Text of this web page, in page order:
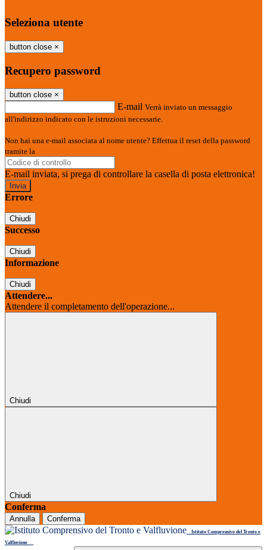
Seleziona utente
button close ×
Recupero password
button close ×
E-mail Verrà inviato un messaggio
all'indirizzo indicato con le istruzioni necessarie.
Non hai una e-mail associata al nome utente? Effettua il reset della password
tramite la
E-mail inviata, si prega di controllare la casella di posta elettronica!
Errore
Chiudi
Successo
Chiudi
Informazione
Chiudi
Attendere...
Attendere il completamento dell'operazione...
Chiudi
Chiudi
Conferma
Annulla Conferma
Istituto Comprensivo del Tronto e
Valfluvione